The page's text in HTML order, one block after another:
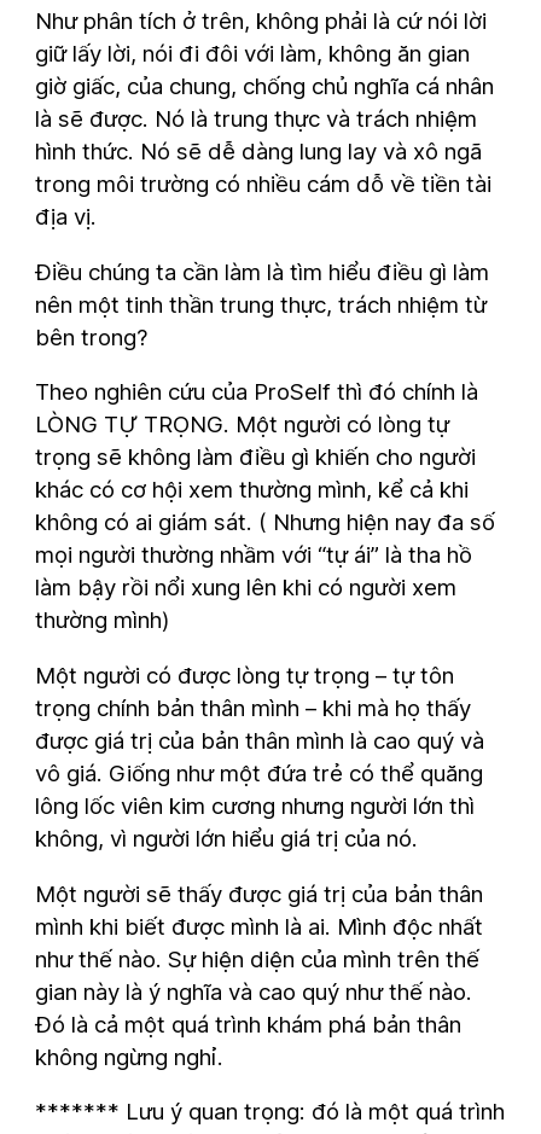
Như phân tích ở trên, không phải là cứ nói lời
giữ lấy lời, nói đi đôi với làm, không ăn gian
giờ giấc, của chung, chống chủ nghĩa cá nhân
là sẽ được. Nó là trung thực và trách nhiệm
hình thức. Nó sẽ dễ dàng lung lay và xô ngã
trong môi trường có nhiều cám dỗ về tiền tài
địa vị.
Điều chúng ta cần làm là tìm hiểu điều gì làm
nên một tinh thần trung thực, trách nhiệm từ
bên trong?
Theo nghiên cứu của ProSelf thì đó chính là
LÒNG TỰ TRỌNG. Một người có lòng tự
trọng sẽ không làm điều gì khiến cho người
khác có cơ hội xem thường mình, kể cả khi
không có ai giám sát. ( Nhưng hiện nay đa số
mọi người thường nhầm với “tự ái” là tha hồ
làm bậy rồi nổi xung lên khi có người xem
thường mình)
Một người có được lòng tự trọng – tự tôn
trọng chính bản thân mình – khi mà họ thấy
được giá trị của bản thân mình là cao quý và
vô giá. Giống như một đứa trẻ có thể quăng
lông lốc viên kim cương nhưng người lớn thì
không, vì người lớn hiểu giá trị của nó.
Một người sẽ thấy được giá trị của bản thân
mình khi biết được mình là ai. Mình độc nhất
như thế nào. Sự hiện diện của mình trên thế
gian này là ý nghĩa và cao quý như thế nào.
Đó là cả một quá trình khám phá bản thân
không ngừng nghỉ.
******* Lưu ý quan trọng: đó là một quá trình